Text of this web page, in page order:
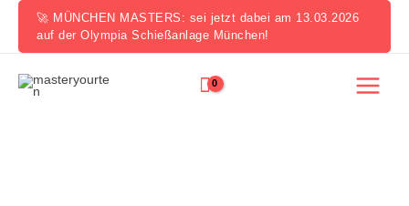
springen
🚀 MÜNCHEN MASTERS: sei jetzt dabei am 13.03.2026
auf der Olympia Schießanlage München!